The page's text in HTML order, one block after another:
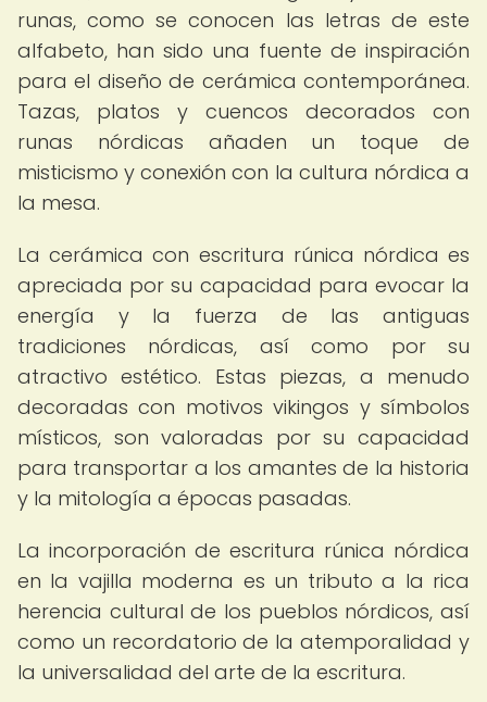
runas, como se conocen las letras de este
alfabeto, han sido una fuente de inspiración
para el diseño de cerámica contemporánea.
Tazas, platos y cuencos decorados con
runas nórdicas añaden un toque de
misticismo y conexión con la cultura nórdica a
la mesa.
La cerámica con escritura rúnica nórdica es
apreciada por su capacidad para evocar la
energía y la fuerza de las antiguas
tradiciones nórdicas, así como por su
atractivo estético. Estas piezas, a menudo
decoradas con motivos vikingos y símbolos
místicos, son valoradas por su capacidad
para transportar a los amantes de la historia
y la mitología a épocas pasadas.
La incorporación de escritura rúnica nórdica
en la vajilla moderna es un tributo a la rica
herencia cultural de los pueblos nórdicos, así
como un recordatorio de la atemporalidad y
la universalidad del arte de la escritura.